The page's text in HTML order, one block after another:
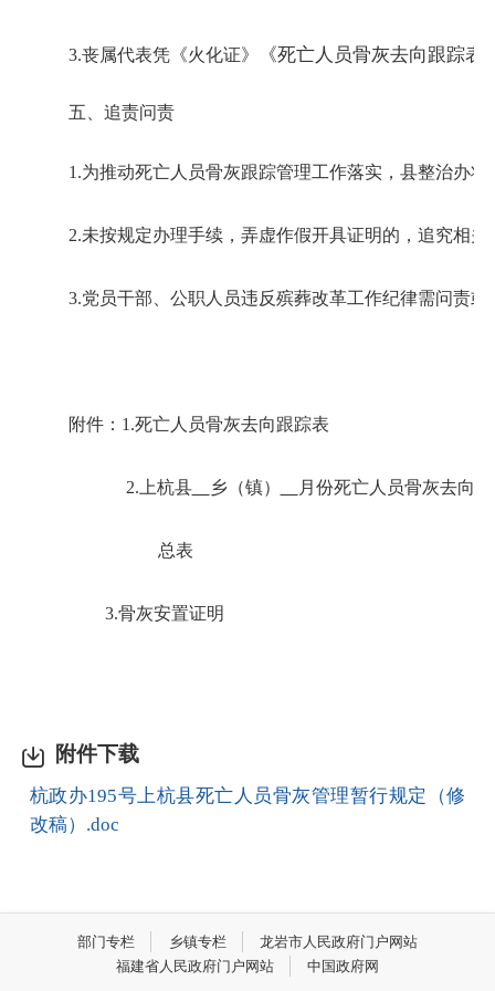
3.丧属代表凭《火化证》 《死亡人员骨灰去向跟踪表
五、追责问责
1.为推动死亡人员骨灰跟踪管理工作落实，县整治办
2.未按规定办理手续，弄虚作假开具证明的，追究相
3.党员干部、公职人员违反殡葬改革工作纪律需问责
附件： 1.死亡人员骨灰去向跟踪表
2. 上杭县 乡（镇） 月份死亡人员骨灰去向汇
总表
3.骨灰安置证明
附件下载
杭政办195号上杭县死亡人员骨灰管理暂行规定（修
改稿）.doc
部门专栏 乡镇专栏
龙岩市人民政府门户网站
福建省人民政府门户网站
中国政府网